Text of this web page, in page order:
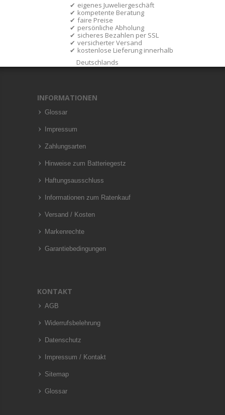
eigenes Juweliergeschäft
kompetente Beratung
faire Preise
persönliche Abholung
sicheres Bezahlen per SSL
versicherter Versand
kostenlose Lieferung innerhalb
Deutschlands
INFORMATIONEN
Glossar
Impressum
Zahlungsarten
Hinweise zum Batteriegestz
Haftungsausschluss
Informationen zum Ratenkauf
Versand / Kosten
Markenrechte
Garantiebedingungen
KONTAKT
AGB
Widerrufsbelehrung
Datenschutz
Impressum / Kontakt
Sitemap
Glossar